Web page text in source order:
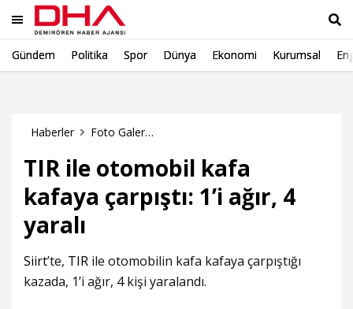
Gündem Politika Spor Dünya Ekonomi Kurumsal
Haberler Foto Galeri Haberleri
TIR ile otomobil kafa
kafaya çarpıştı: 1’i ağır, 4
yaralı
Siirt’te, TIR ile otomobilin kafa kafaya çarpıştığı
kazada, 1’i ağır, 4 kişi yaralandı.